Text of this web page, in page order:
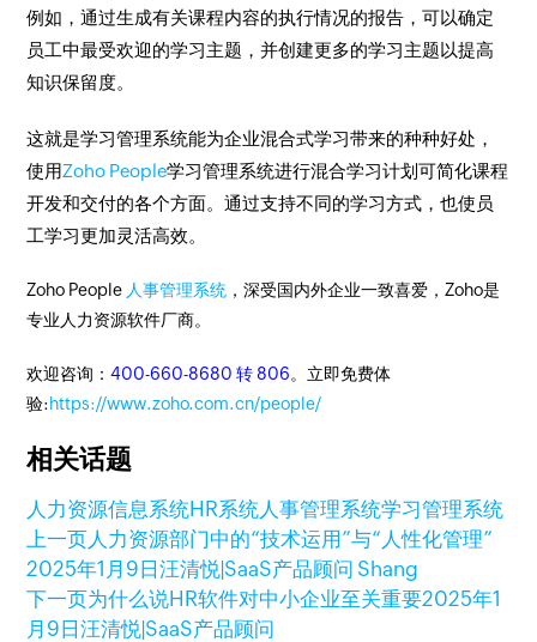
例如，通过生成有关课程内容的执行情况的报告，可以确定
员工中最受欢迎的学习主题，并创建更多的学习主题以提高
知识保留度。
这就是学习管理系统能为企业混合式学习带来的种种好处，
使用Zoho People学习管理系统进行混合学习计划可简化课程
开发和交付的各个方面。通过支持不同的学习方式，也使员
工学习更加灵活高效。
Zoho People 人事管理系统 ，深受国内外企业一致喜爱，Zoho是
专业人力资源软件厂商。
欢迎咨询：400-660-8680 转 806。立即免费体
验:https://www.zoho.com.cn/people/
相关话题
人力资源信息系统HR系统人事管理系统学习管理系统
上一页人力资源部门中的“技术运用”与“人性化管理”
2025年1月9日汪清悦|SaaS产品顾问 Shang
下一页为什么说HR软件对中小企业至关重要2025年1
月9日汪清悦|SaaS产品顾问